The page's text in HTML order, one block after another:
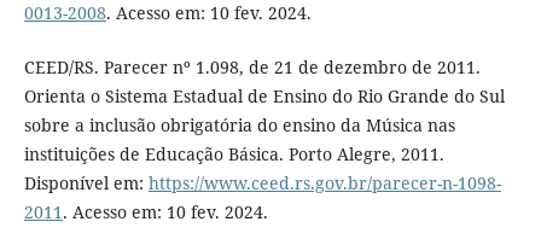
0013-2008. Acesso em: 10 fev. 2024.
CEED/RS. Parecer nº 1.098, de 21 de dezembro de 2011.
Orienta o Sistema Estadual de Ensino do Rio Grande do Sul
sobre a inclusão obrigatória do ensino da Música nas
instituições de Educação Básica. Porto Alegre, 2011.
Disponível em: https://www.ceed.rs.gov.br/parecer-n-1098-
2011 . Acesso em: 10 fev. 2024.